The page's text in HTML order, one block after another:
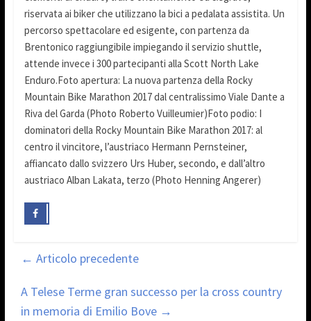
riservata ai biker che utilizzano la bici a pedalata assistita. Un
percorso spettacolare ed esigente, con partenza da
Brentonico raggiungibile impiegando il servizio shuttle,
attende invece i 300 partecipanti alla Scott North Lake
Enduro.Foto apertura: La nuova partenza della Rocky
Mountain Bike Marathon 2017 dal centralissimo Viale Dante a
Riva del Garda (Photo Roberto Vuilleumier)Foto podio: I
dominatori della Rocky Mountain Bike Marathon 2017: al
centro il vincitore, l’austriaco Hermann Pernsteiner,
affiancato dallo svizzero Urs Huber, secondo, e dall’altro
austriaco Alban Lakata, terzo (Photo Henning Angerer)
← Articolo precedente
A Telese Terme gran successo per la cross country
in memoria di Emilio Bove →